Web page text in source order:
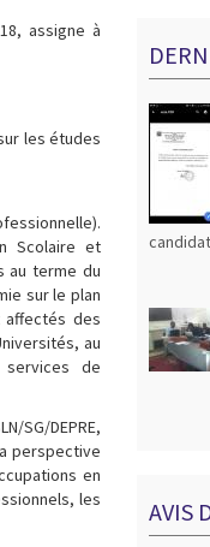
assigne à
les études
Scolaire et
au terme du
sur le plan
affectés des
au
services de
SG/DEPRE,
perspective
en
les
AVIS